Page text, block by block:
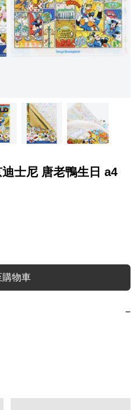
士尼 唐老鴨生日 a4
購物車
−